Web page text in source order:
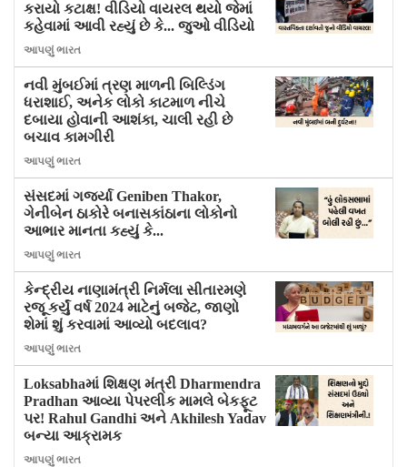
કરાયો કટાક્ષ! વીડિયો વાયરલ થયો જેમાં
કહેવામાં આવી રહ્યું છે કે... જુઓ વીડિયો
આપણું ભારત
નવી મુંબઈમાં ત્રણ માળની બિલ્ડિંગ
ધરાશાઈ, અનેક લોકો કાટમાળ નીચે
દબાયા હોવાની આશંકા, ચાલી રહી છે
બચાવ કામગીરી
આપણું ભારત
સંસદમાં ગર્જ્યા Geniben Thakor,
ગેનીબેન ઠાકોરે બનાસકાંઠાના લોકોનો
આભાર માનતા કહ્યું કે...
આપણું ભારત
કેન્દ્રીય નાણામંત્રી નિર્મલા સીતારમણે
રજૂ કર્યું વર્ષ 2024 માટેનું બજેટ, જાણો
શેમાં શું કરવામાં આવ્યો બદલાવ?
આપણું ભારત
Loksabhaમાં શિક્ષણ મંત્રી Dharmendra
Pradhan આવ્યા પેપરલીક મામલે બેકફૂટ
પર! Rahul Gandhi અને Akhilesh Yadav
બન્યા આક્રામક
આપણું ભારત